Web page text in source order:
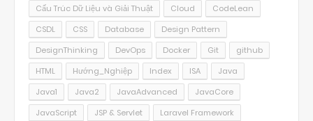
Cấu Trúc Dữ Liệu và Giải Thuật
Cloud
CodeLean
CSDL
CSS Database
Design Pattern
DesignThinking
DevOps Docker Git
github
HTML
Hướng_Nghiệp Index ISA
Java
Java1
Java2 JavaAdvanced
JavaCore
JavaScript
JSP & Servlet
Laravel Framework